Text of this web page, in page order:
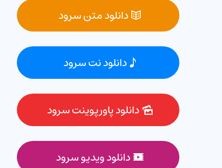
دانلود متن سرود
دانلود نت سرود
دانلود پاورپوینت سرود
دانلود ویدیو سرود